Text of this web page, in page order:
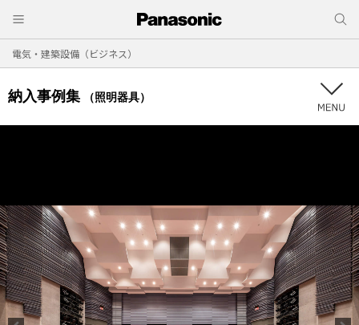
電気・建築設備（ビジネス）
納入事例集 （照明器具）